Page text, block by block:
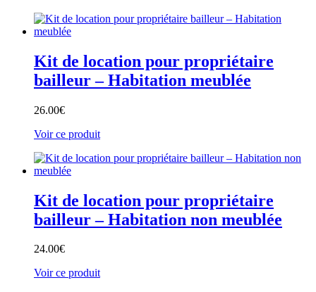
Kit de location pour propriétaire
bailleur – Habitation meublée
26.00€
Voir ce produit
Kit de location pour propriétaire
bailleur – Habitation non meublée
24.00€
Voir ce produit